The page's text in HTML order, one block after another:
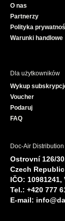
O nas
Partnerzy
Polityka
Warunki handlowe
Dla użytkowników
Wykup
Voucher
Podaruj
FAQ
Doc-Air Distribution
Ostrovní 126/
Czech Republic
IČO: 10981241,
Tel.: +420 777
E-mail: